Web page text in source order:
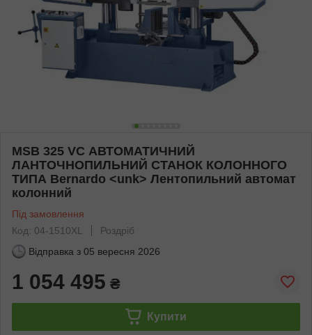
MSB 325 VC АВТОМАТИЧНИЙ
ЛАНТОЧНОПИЛЬНИЙ СТАНОК КОЛОННОГО
ТИПА Bernardo <unk> Лентопильний автомат
колонний
Під замовлення
Код: 04-1510XL
Роздріб
Відправка з 05 вересня 2026
1 054 495 ₴
Купити